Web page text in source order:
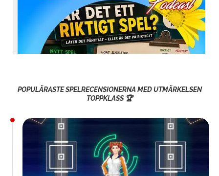
POPULÄRASTE SPELRECENSIONERNA MED UTMÄRKELSEN
TOPPKLASS 🏆